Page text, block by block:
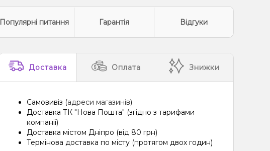
Популярні питання Гарантія Відгуки
Доставка Оплата Знижки
Самовивіз (адреси магазинів)
Доставка ТК "Нова Пошта" (згідно з тарифами
компанії)
Доставка містом Дніпро (від 80 грн)
Термінова доставка по місту (протягом двох годин)